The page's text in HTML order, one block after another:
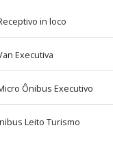
in loco
Executiva
Ônibus Executivo
Leito Turismo